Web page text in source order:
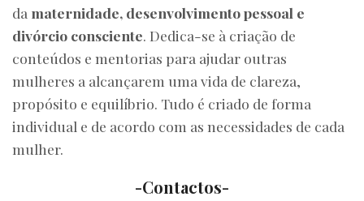
da maternidade, desenvolvimento pessoal e
divórcio consciente. Dedica-se à criação de
conteúdos e mentorias para ajudar outras
mulheres a alcançarem uma vida de clareza,
propósito e equilíbrio. Tudo é criado de forma
individual e de acordo com as necessidades de cada
mulher.
-Contactos-